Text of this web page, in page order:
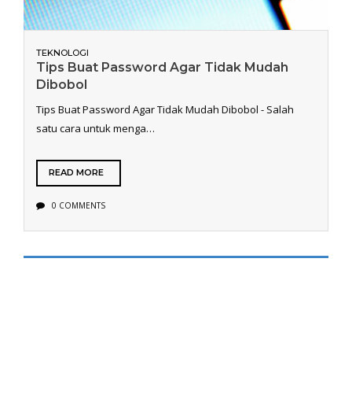
TEKNOLOGI
Tips Buat Password Agar Tidak Mudah
Dibobol
Tips Buat Password Agar Tidak Mudah Dibobol - Salah
satu cara untuk menga…
READ MORE
0 COMMENTS